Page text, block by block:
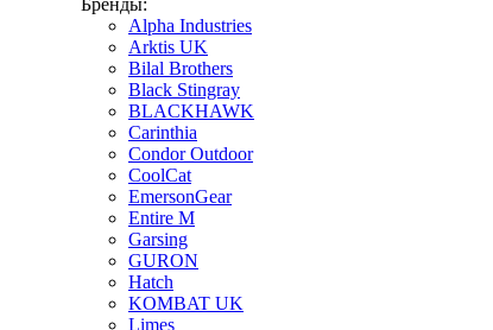
Бренды:
Alpha Industries
Arktis UK
Bilal Brothers
Black Stingray
BLACKHAWK
Carinthia
Condor Outdoor
CoolCat
EmersonGear
Entire M
Garsing
GURON
Hatch
KOMBAT UK
Limes